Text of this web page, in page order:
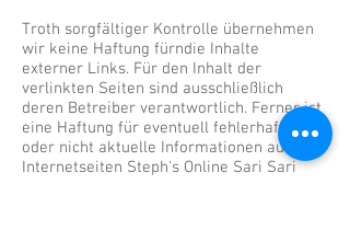
Troth sorgfältiger Kontrolle übernehmen
wir keine Haftung fürndie Inhalte
externer Links. Für den Inhalt der
verlinkten Seiten sind ausschließlich
deren Betreiber verantwortlich. Ferner ist
eine Haftung für eventuell fehlerhafte
oder nicht aktuelle Informationen auf den
Internetseiten Steph's Online Sari Sari